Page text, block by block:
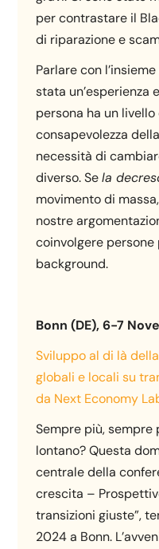
per contrastare il
di riparazione e
Parlare con
stata un’esperienza
persona ha un
consapevolezza
necessità di
diverso. Sela
movimento di
nostre
coinvolgere
background.
Bonn (DE), 6-7
Sviluppo al di là
globali e locali su
da Next Economy
Sempre più, sempre
lontano? Questa
centrale della
crescita –
transizioni giuste”,
2024 a Bonn.